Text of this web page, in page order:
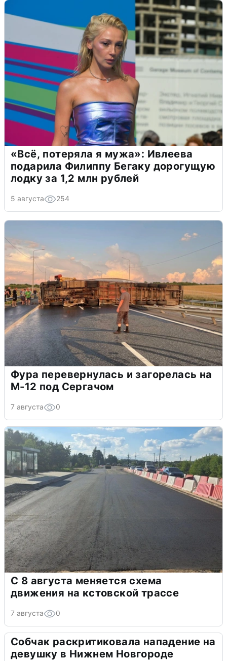
«Всё, потеряла я мужа»: Ивлеева
подарила Филиппу Бегаку дорогущую
лодку за 1,2 млн рублей
5 августа 254
Фура перевернулась и загорелась на
М-12 под Сергачом
7 августа 0
С 8 августа меняется схема
движения на кстовской трассе
7 августа 0
Собчак раскритиковала нападение на
девушку в Нижнем Новгороде